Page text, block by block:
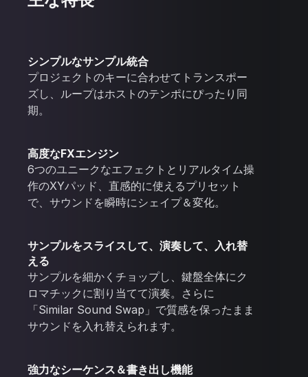
シンプルなサンプル統合
プロジェクトのキーに合わせてトランスポー
ズし、ループはホストのテンポにぴったり同
期。
高度なFXエンジン
6つのユニークなエフェクトとリアルタイム操
作のXYパッド、直感的に使えるプリセット
で、サウンドを瞬時にシェイプ＆変化。
サンプルをスライスして、演奏して、入れ替
える
サンプルを細かくチョップし、鍵盤全体にク
ロマチックに割り当てて演奏。さらに
「Similar Sound Swap」で質感を保ったまま
サウンドを入れ替えられます。
強力なシーケンス＆書き出し機能